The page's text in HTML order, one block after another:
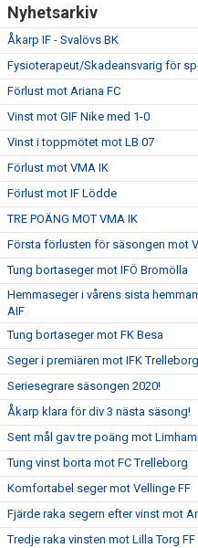
Nyhetsarkiv
Åkarp IF - Svalövs BK
Fysioterapeut/Skadeansvarig för
Förlust mot Ariana FC
Vinst mot GIF Nike med 1-0
Vinst i toppmötet mot LB 07
Förlust mot VMA IK
Förlust mot IF Lödde
TRE POÄNG MOT VMA IK
Första förlusten för säsongen mot
Tung bortaseger mot IFÖ Bromölla
Hemmaseger i vårens sista
AIF
Tung bortaseger mot FK Besa
Seger i premiären mot IFK Trelleborg
Seriesegrare säsongen 2020!
Åkarp klara för div 3 nästa säsong!
Sent mål gav tre poäng mot
Tung vinst borta mot FC Trelleborg
Komfortabel seger mot Vellinge FF
Fjärde raka segern efter vinst mot
Tredje raka vinsten mot Lilla Torg FF